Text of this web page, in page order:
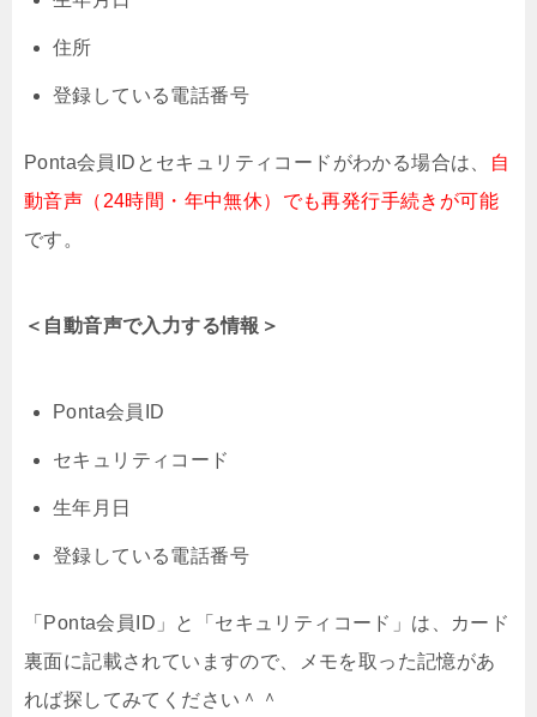
住所
登録している電話番号
Ponta会員IDとセキュリティコードがわかる場合は、
自
動音声（24時間・年中無休）でも再発行手続きが可能
です。
＜自動音声で入力する情報＞
Ponta会員ID
セキュリティコード
生年月日
登録している電話番号
「Ponta会員ID」と「セキュリティコード」は、カード
裏面に記載されていますので、メモを取った記憶があ
れば探してみてください＾＾